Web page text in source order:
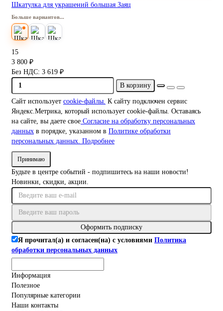
Шкатулка для украшений большая Заяц
Больше вариантов...
15
3 800 ₽
Без НДС: 3 619 ₽
В корзину
Сайт использует cookie-файлы. К cайту подключен сервис
Яндекс.Метрика, который использует cookie-файлы. Оставаясь
на сайте, вы даете свое Согласие на обработку персональных
данных в порядке, указанном в Политике обработки
персональных данных. Подробнее
Принимаю
Будьте в центре событий - подпишитесь на наши новости!
Новинки, скидки, акции.
Оформить подписку
Я прочитал(а) и согласен(на) с условиями Политика
обработки персональных данных
Информация
Полезное
Популярные категории
Наши контакты